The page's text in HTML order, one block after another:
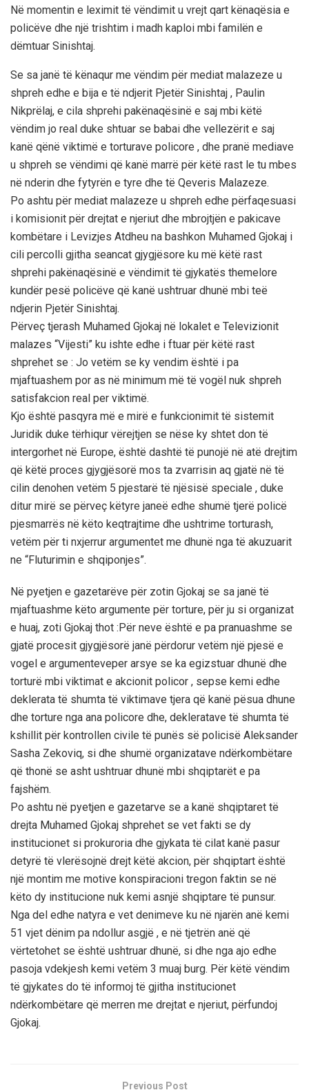
Në momentin e leximit të vëndimit u vrejt qart kënaqësia e
policëve dhe një trishtim i madh kaploi mbi familën e
dëmtuar Sinishtaj.
Se sa janë të kënaqur me vëndim për mediat malazeze u
shpreh edhe e bija e të ndjerit Pjetër Sinishtaj , Paulin
Nikprëlaj, e cila shprehi pakënaqësinë e saj mbi këtë
vëndim jo real duke shtuar se babai dhe vellezërit e saj
kanë qënë viktimë e torturave policore , dhe pranë mediave
u shpreh se vëndimi që kanë marrë për këtë rast le tu mbes
në nderin dhe fytyrën e tyre dhe të Qeveris Malazeze.
Po ashtu për mediat malazeze u shpreh edhe përfaqesuasi
i komisionit për drejtat e njeriut dhe mbrojtjën e pakicave
kombëtare i Levizjes Atdheu na bashkon Muhamed Gjokaj i
cili percolli gjitha seancat gjygjësore ku më këtë rast
shprehi pakënaqësinë e vëndimit të gjykatës themelore
kundër pesë policëve që kanë ushtruar dhunë mbi teë
ndjerin Pjetër Sinishtaj.
Përveç tjerash Muhamed Gjokaj në lokalet e Televizionit
malazes “Vijesti” ku ishte edhe i ftuar për këtë rast
shprehet se : Jo vetëm se ky vendim është i pa
mjaftuashem por as në minimum më të vogël nuk shpreh
satisfakcion real per viktimë.
Kjo është pasqyra më e mirë e funkcionimit të sistemit
Juridik duke tërhiqur vërejtjen se nëse ky shtet don të
intergorhet në Europe, është dashtë të punojë në atë drejtim
që këtë proces gjygjësorë mos ta zvarrisin aq gjatë në të
cilin denohen vetëm 5 pjestarë të njësisë speciale , duke
ditur mirë se përveç këtyre janeë edhe shumë tjerë policë
pjesmarrës në këto keqtrajtime dhe ushtrime torturash,
vetëm për ti nxjerrur argumentet me dhunë nga të akuzuarit
ne “Fluturimin e shqiponjes”.
Në pyetjen e gazetarëve për zotin Gjokaj se sa janë të
mjaftuashme këto argumente për torture, për ju si organizat
e huaj, zoti Gjokaj thot :Për neve është e pa pranuashme se
gjatë procesit gjygjësorë janë përdorur vetëm një pjesë e
vogel e argumenteveper arsye se ka egizstuar dhunë dhe
torturë mbi viktimat e akcionit policor , sepse kemi edhe
deklerata të shumta të viktimave tjera që kanë pësua dhune
dhe torture nga ana policore dhe, dekleratave të shumta të
kshillit për kontrollen civile të punës së policisë Aleksander
Sasha Zekoviq, si dhe shumë organizatave ndërkombëtare
që thonë se asht ushtruar dhunë mbi shqiptarët e pa
fajshëm.
Po ashtu në pyetjen e gazetarve se a kanë shqiptaret të
drejta Muhamed Gjokaj shprehet se vet fakti se dy
institucionet si prokuroria dhe gjykata të cilat kanë pasur
detyrë të vlerësojnë drejt këtë akcion, për shqiptart është
një montim me motive konspiracioni tregon faktin se në
këto dy institucione nuk kemi asnjë shqiptare të punsur.
Nga del edhe natyra e vet denimeve ku në njarën anë kemi
51 vjet dënim pa ndollur asgjë , e në tjetrën anë që
vërtetohet se është ushtruar dhunë, si dhe nga ajo edhe
pasoja vdekjesh kemi vetëm 3 muaj burg. Për këtë vëndim
të gjykates do të informoj të gjitha institucionet
ndërkombëtare që merren me drejtat e njeriut, përfundoj
Gjokaj.
Previous Post